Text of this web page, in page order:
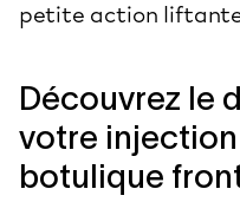
petite action liftante
Découvrez le
votre
botulique